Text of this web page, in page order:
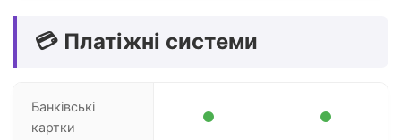
💳 Платіжні системи
Банківські
картки